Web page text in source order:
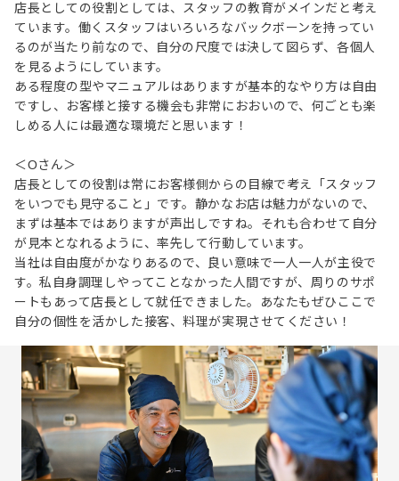
店長としての役割としては、スタッフの教育がメインだと考え
ています。働くスタッフはいろいろなバックボーンを持ってい
るのが当たり前なので、自分の尺度では決して図らず、各個人
を見るようにしています。
ある程度の型やマニュアルはありますが基本的なやり方は自由
ですし、お客様と接する機会も非常におおいので、何ごとも楽
しめる人には最適な環境だと思います！
＜Oさん＞
店長としての役割は常にお客様側からの目線で考え「スタッフ
をいつでも見守ること」です。静かなお店は魅力がないので、
まずは基本ではありますが声出しですね。それも合わせて自分
が見本となれるように、率先して行動しています。
当社は自由度がかなりあるので、良い意味で一人一人が主役で
す。私自身調理しやってことなかった人間ですが、周りのサポ
ートもあって店長として就任できました。あなたもぜひここで
自分の個性を活かした接客、料理が実現させてください！